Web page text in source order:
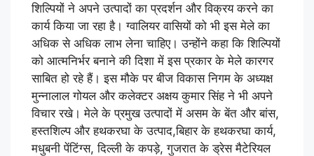
शिल्पियों ने अपने उत्पादों का प्रदर्शन और विक्रय करने का
कार्य किया जा रहा है। ग्वालियर वासियों को भी इस मेले का
अधिक से अधिक लाभ लेना चाहिए। उन्होंने कहा कि शिल्पियों
को आत्मनिर्भर बनाने की दिशा में इस प्रकार के मेले कारगर
साबित हो रहे हैं। इस मौके पर बीज विकास निगम के अध्यक्ष
मुन्नालाल गोयल और कलेक्टर अक्षय कुमार सिंह ने भी अपने
विचार रखे। मेले के प्रमुख उत्पादों में असम के बेंत और बांस,
हस्तशिल्प और हथकरघा के उत्पाद,बिहार के हथकरघा कार्य,
मधुबनी पेंटिंग्स, दिल्ली के कपड़े, गुजरात के ड्रेस मैटेरियल